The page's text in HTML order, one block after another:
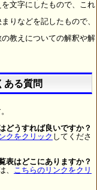
文字にしたもので、これ
りなどを記したもので、
教えについての解釈や解
ある質問
どうすれば良いですか？
クをクリック してくださ
表はどこにありますか？
、 こちらのリンクをクリ